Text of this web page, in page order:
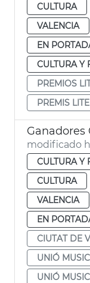
CULTURA
VALENCIA
EN
CULTURA Y
PREMIOS
PREMIS
modificado
CULTURA Y
CULTURA
VALENCIA
EN
CIUTAT DE
UNIÓ
UNIÓ